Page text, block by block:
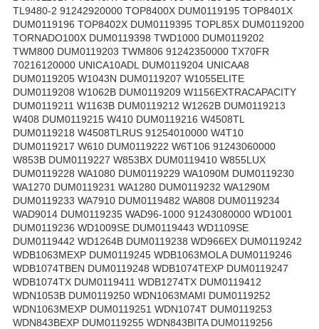
TL9480-2 91242920000 TOP8400X DUM0119195 TOP8401X
DUM0119196 TOP8402X DUM0119395 TOPL85X DUM0119200
TORNADO100X DUM0119398 TWD1000 DUM0119202
TWM800 DUM0119203 TWM806 91242350000 TX70FR
70216120000 UNICA10ADL DUM0119204 UNICAA8
DUM0119205 W1043N DUM0119207 W1055ELITE
DUM0119208 W1062B DUM0119209 W1156EXTRACAPACITY
DUM0119211 W1163B DUM0119212 W1262B DUM0119213
W408 DUM0119215 W410 DUM0119216 W4508TL
DUM0119218 W4508TLRUS 91254010000 W4T10
DUM0119217 W610 DUM0119222 W6T106 91243060000
W853B DUM0119227 W853BX DUM0119410 W855LUX
DUM0119228 WA1080 DUM0119229 WA1090M DUM0119230
WA1270 DUM0119231 WA1280 DUM0119232 WA1290M
DUM0119233 WA7910 DUM0119482 WA808 DUM0119234
WAD9014 DUM0119235 WAD96-1000 91243080000 WD1001
DUM0119236 WD1009SE DUM0119443 WD1109SE
DUM0119442 WD1264B DUM0119238 WD966EX DUM0119242
WDB1063MEXP DUM0119245 WDB1063MOLA DUM0119246
WDB1074TBEN DUM0119248 WDB1074TEXP DUM0119247
WDB1074TX DUM0119411 WDB1274TX DUM0119412
WDN1053B DUM0119250 WDN1063MAMI DUM0119252
WDN1063MEXP DUM0119251 WDN1074T DUM0119253
WDN843BEXP DUM0119255 WDN843BITA DUM0119256